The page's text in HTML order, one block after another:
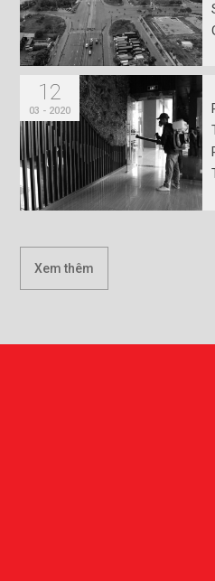
12
03 - 2020
Xem thêm